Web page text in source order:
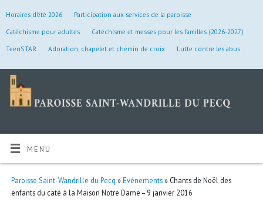
Horaires d’été 2026
Participation aux services de la paroisse
Catéchisme pour adultes
Catéchisme et messes pour les familles (2026-2027)
TeenSTAR
Adoration, chapelet et chemin de croix Lutte contre les abus
MENU
Paroisse Saint-Wandrille du Pecq »Evénements» Chants de Noël des
enfants du caté à la Maison Notre Dame – 9 janvier 2016